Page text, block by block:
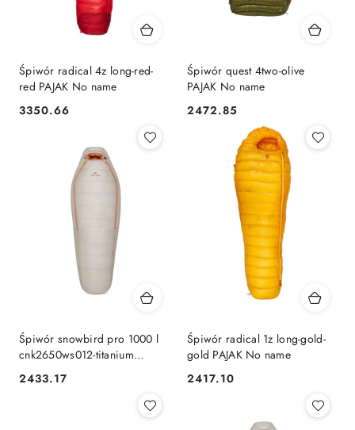
Śpiwór radical 4z long-red-
red PAJAK No name
Cena:
3350.66
Śpiwór quest 4two-olive
PAJAK No name
Cena:
2472.85
Śpiwór snowbird pro 1000 l
cnk2650ws012-titanium
Naturehike
Cena:
2433.17
Śpiwór radical 1z long-gold-
gold PAJAK No name
Cena:
2417.10